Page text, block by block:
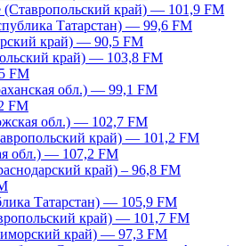
(Ставропольский край) — 101,9 FM
Татарстан) — 99,6 FM
край) — 90,5 FM
край) — 103,8 FM
FM
обл.) — 99,1 FM
FM
обл.) — 102,7 FM
край) — 101,2 FM
обл.) — 107,2 FM
край) – 96,8 FM
Татарстан) — 105,9 FM
край) — 101,7 FM
край) — 97,3 FM